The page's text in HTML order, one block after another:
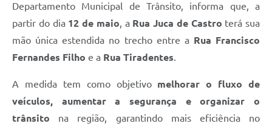
Galeria de Vídeos
Secretarias
Projetos
Links
Serviços Online
Departamento Municipal de Trânsito, informa que, a
partir do dia 12 de maio, a Rua Juca de Castro terá sua
mão única estendida no trecho entre a Rua Francisco
Fernandes Filho e a Rua Tiradentes.
A medida tem como objetivo melhorar o fluxo de
veículos, aumentar a segurança e organizar o
trânsito na região, garantindo mais eficiência no